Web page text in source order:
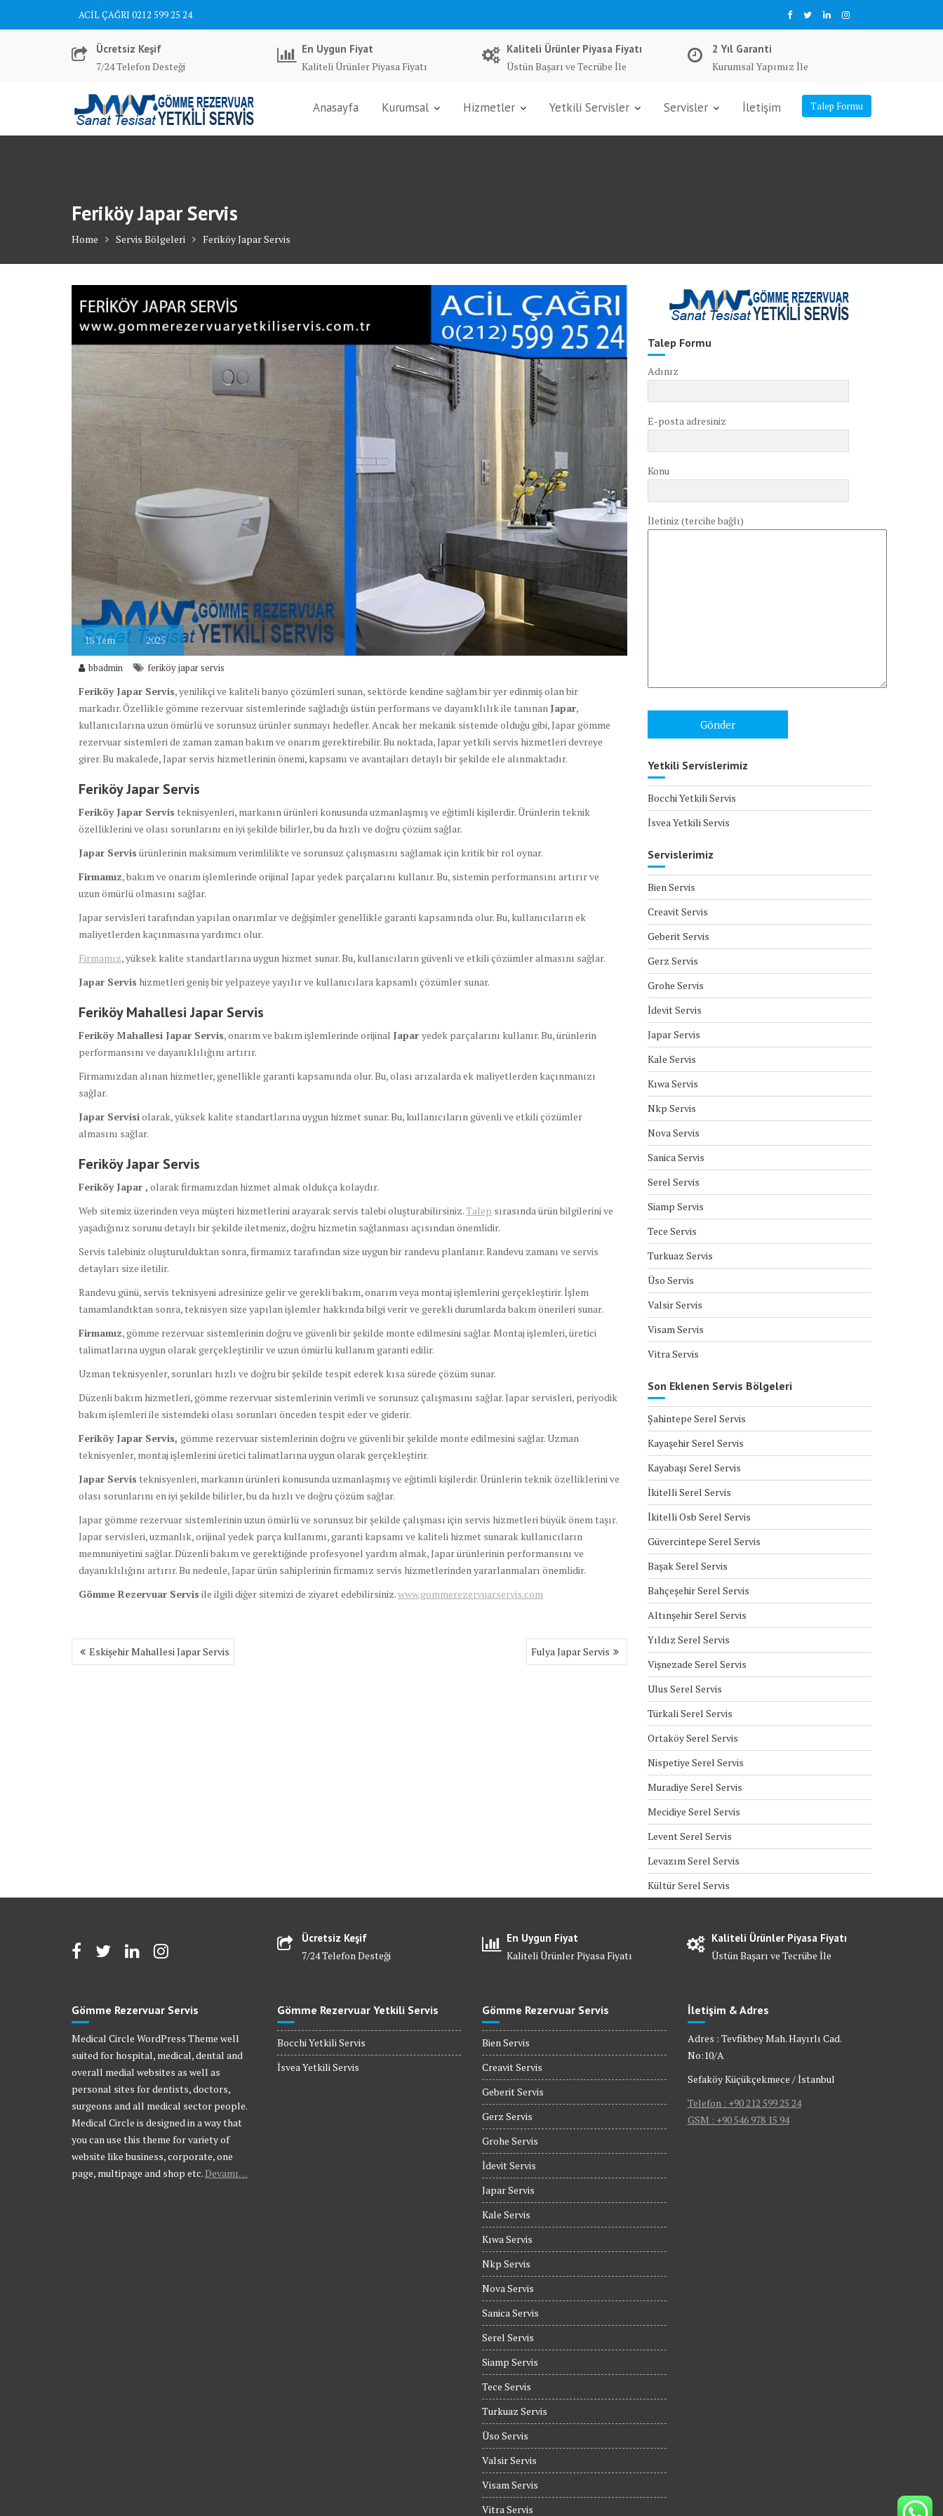
ACİL ÇAĞRI 0212 599 25 24
Ücretsiz Keşif
7/24 Telefon Desteği
En Uygun Fiyat
Kaliteli Ürünler Piyasa Fiyatı
Kaliteli Ürünler Piyasa Fiyatı
Üstün Başarı ve Tecrübe İle
2 Yıl Garanti
Kurumsal Yapımız İle
Talep Formu
Anasayfa Kurumsal Hizmetler Yetkili Servisler Servisler İletişim
Feriköy Japar Servis
Home Servis Bölgeleri Feriköy Japar Servis
18Tem 2025
bbadmin feriköy japar servis
Feriköy Japar Servis, yenilikçi ve kaliteli banyo çözümleri sunan, sektörde kendine sağlam bir yer edinmiş olan bir
markadır. Özellikle gömme rezervuar sistemlerinde sağladığı üstün performans ve dayanıklılık ile tanınan Japar,
kullanıcılarına uzun ömürlü ve sorunsuz ürünler sunmayı hedefler. Ancak her mekanik sistemde olduğu gibi, Japar gömme
rezervuar sistemleri de zaman zaman bakım ve onarım gerektirebilir. Bu noktada, Japar yetkili servis hizmetleri devreye
girer. Bu makalede, Japar servis hizmetlerinin önemi, kapsamı ve avantajları detaylı bir şekilde ele alınmaktadır.
Feriköy Japar Servis
Feriköy Japar Servis teknisyenleri, markanın ürünleri konusunda uzmanlaşmış ve eğitimli kişilerdir. Ürünlerin teknik
özelliklerini ve olası sorunlarını en iyi şekilde bilirler, bu da hızlı ve doğru çözüm sağlar.
Japar Servis ürünlerinin maksimum verimlilikte ve sorunsuz çalışmasını sağlamak için kritik bir rol oynar.
Firmamız, bakım ve onarım işlemlerinde orijinal Japar yedek parçalarını kullanır. Bu, sistemin performansını artırır ve
uzun ömürlü olmasını sağlar.
Japar servisleri tarafından yapılan onarımlar ve değişimler genellikle garanti kapsamında olur. Bu, kullanıcıların ek
maliyetlerden kaçınmasına yardımcı olur.
Firmamız, yüksek kalite standartlarına uygun hizmet sunar. Bu, kullanıcıların güvenli ve etkili çözümler almasını sağlar.
Japar Servis hizmetleri geniş bir yelpazeye yayılır ve kullanıcılara kapsamlı çözümler sunar.
Feriköy Mahallesi Japar Servis
Feriköy Mahallesi Japar Servis, onarım ve bakım işlemlerinde orijinal Japar yedek parçalarını kullanır. Bu, ürünlerin
performansını ve dayanıklılığını artırır.
Firmamızdan alınan hizmetler, genellikle garanti kapsamında olur. Bu, olası arızalarda ek maliyetlerden kaçınmanızı
sağlar.
Japar Servisiolarak, yüksek kalite standartlarına uygun hizmet sunar. Bu, kullanıcıların güvenli ve etkili çözümler
almasını sağlar.
Feriköy Japar Servis
Feriköy Japar , olarak firmamızdan hizmet almak oldukça kolaydır.
Web sitemiz üzerinden veya müşteri hizmetlerini arayarak servis talebi oluşturabilirsiniz.Talep sırasında ürün bilgilerini ve
yaşadığınız sorunu detaylı bir şekilde iletmeniz, doğru hizmetin sağlanması açısından önemlidir.
Servis talebiniz oluşturulduktan sonra, firmamız tarafından size uygun bir randevu planlanır. Randevu zamanı ve servis
detayları size iletilir.
Randevu günü, servis teknisyeni adresinize gelir ve gerekli bakım, onarım veya montaj işlemlerini gerçekleştirir. İşlem
tamamlandıktan sonra, teknisyen size yapılan işlemler hakkında bilgi verir ve gerekli durumlarda bakım önerileri sunar.
Firmamız, gömme rezervuar sistemlerinin doğru ve güvenli bir şekilde monte edilmesini sağlar. Montaj işlemleri, üretici
talimatlarına uygun olarak gerçekleştirilir ve uzun ömürlü kullanım garanti edilir.
Uzman teknisyenler, sorunları hızlı ve doğru bir şekilde tespit ederek kısa sürede çözüm sunar.
Düzenli bakım hizmetleri, gömme rezervuar sistemlerinin verimli ve sorunsuz çalışmasını sağlar. Japar servisleri, periyodik
bakım işlemleri ile sistemdeki olası sorunları önceden tespit eder ve giderir.
Feriköy Japar Servis, gömme rezervuar sistemlerinin doğru ve güvenli bir şekilde monte edilmesini sağlar. Uzman
teknisyenler, montaj işlemlerini üretici talimatlarına uygun olarak gerçekleştirir.
Japar Servis teknisyenleri, markanın ürünleri konusunda uzmanlaşmış ve eğitimli kişilerdir. Ürünlerin teknik özelliklerini ve
olası sorunlarını en iyi şekilde bilirler, bu da hızlı ve doğru çözüm sağlar.
Japar gömme rezervuar sistemlerinin uzun ömürlü ve sorunsuz bir şekilde çalışması için servis hizmetleri büyük önem taşır.
Japar servisleri, uzmanlık, orijinal yedek parça kullanımı, garanti kapsamı ve kaliteli hizmet sunarak kullanıcıların
memnuniyetini sağlar. Düzenli bakım ve gerektiğinde profesyonel yardım almak, Japar ürünlerinin performansını ve
dayanıklılığını artırır. Bu nedenle, Japar ürün sahiplerinin firmamız servis hizmetlerinden yararlanmaları önemlidir.
Gömme Rezervuar Servis ile ilgili diğer sitemizi de ziyaret edebilirsiniz.www.gommerezervuarservis.com
Yazı
gezinmesi
Eskişehir Mahallesi Japar Servis Fulya Japar Servis
Talep Formu
Adınız
E-posta adresiniz
Konu
İletiniz (tercihe bağlı)
Yetkili Servislerimiz
Bocchi Yetkili Servis
İsvea Yetkili Servis
Servislerimiz
Bien Servis
Creavit Servis
Geberit Servis
Gerz Servis
Grohe Servis
İdevit Servis
Japar Servis
Kale Servis
Kıwa Servis
Nkp Servis
Nova Servis
Sanica Servis
Serel Servis
Siamp Servis
Tece Servis
Turkuaz Servis
Üso Servis
Valsir Servis
Visam Servis
Vitra Servis
Son Eklenen Servis Bölgeleri
Şahintepe Serel Servis
Kayaşehir Serel Servis
Kayabaşı Serel Servis
İkitelli Serel Servis
İkitelli Osb Serel Servis
Güvercintepe Serel Servis
Başak Serel Servis
Bahçeşehir Serel Servis
Altınşehir Serel Servis
Yıldız Serel Servis
Vişnezade Serel Servis
Ulus Serel Servis
Türkali Serel Servis
Ortaköy Serel Servis
Nispetiye Serel Servis
Muradiye Serel Servis
Mecidiye Serel Servis
Levent Serel Servis
Levazım Serel Servis
Kültür Serel Servis
Ücretsiz Keşif
7/24 Telefon Desteği
En Uygun Fiyat
Kaliteli Ürünler Piyasa Fiyatı
Kaliteli Ürünler Piyasa Fiyatı
Üstün Başarı ve Tecrübe İle
Gömme Rezervuar Servis
Medical Circle WordPress Theme well
suited for hospital, medical, dental and
overall medial websites as well as
personal sites for dentists, doctors,
surgeons and all medical sector people.
Medical Circle is designed in a way that
you can use this theme for variety of
website like business, corporate, one
page, multipage and shop etc.Devamı…
Gömme Rezervuar Yetkili Servis
Bocchi Yetkili Servis
İsvea Yetkili Servis
Gömme Rezervuar Servis
Bien Servis
Creavit Servis
Geberit Servis
Gerz Servis
Grohe Servis
İdevit Servis
Japar Servis
Kale Servis
Kıwa Servis
Nkp Servis
Nova Servis
Sanica Servis
Serel Servis
Siamp Servis
Tece Servis
Turkuaz Servis
Üso Servis
Valsir Servis
Visam Servis
Vitra Servis
İletişim & Adres
Adres : Tevfikbey Mah. Hayırlı Cad.
No:10/A
Sefaköy Küçükçekmece / İstanbul
Telefon : +90 212 599 25 24
GSM : +90 546 978 15 94